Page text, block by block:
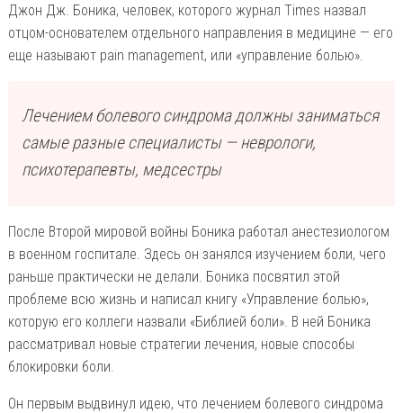
Джон Дж. Боника, человек, которого журнал Times назвал
отцом-основателем отдельного направления в медицине — его
еще называют pain management, или «управление болью».
Лечением болевого синдрома должны заниматься
самые разные специалисты — неврологи,
психотерапевты, медсестры
После Второй мировой войны Боника работал анестезиологом
в военном госпитале. Здесь он занялся изучением боли, чего
раньше практически не делали. Боника посвятил этой
проблеме всю жизнь и написал книгу «Управление болью»,
которую его коллеги назвали «Библией боли». В ней Боника
рассматривал новые стратегии лечения, новые способы
блокировки боли.
Он первым выдвинул идею, что лечением болевого синдрома